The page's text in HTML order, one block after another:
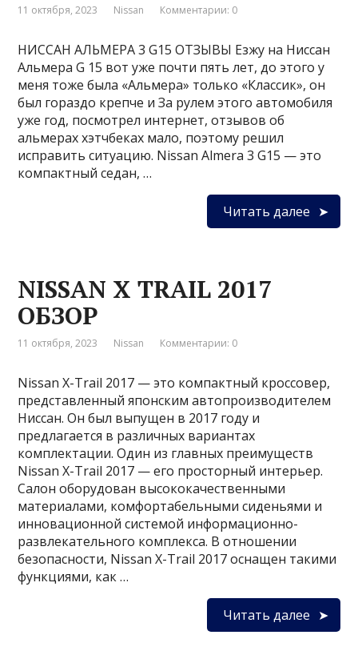
11 октября, 2023 Nissan Комментарии: 0
НИССАН АЛЬМЕРА 3 G15 ОТЗЫВЫ Езжу на Ниссан
Альмера G 15 вот уже почти пять лет, до этого у
меня тоже была «Альмера» только «Классик», он
был гораздо крепче и За рулем этого автомобиля
уже год, посмотрел интернет, отзывов об
альмерах хэтчбеках мало, поэтому решил
исправить ситуацию. Nissan Almera 3 G15 — это
компактный седан, …
Читать далее
NISSAN X TRAIL 2017
ОБЗОР
11 октября, 2023 Nissan Комментарии: 0
Nissan X-Trail 2017 — это компактный кроссовер,
представленный японским автопроизводителем
Ниссан. Он был выпущен в 2017 году и
предлагается в различных вариантах
комплектации. Один из главных преимуществ
Nissan X-Trail 2017 — его просторный интерьер.
Салон оборудован высококачественными
материалами, комфортабельными сиденьями и
инновационной системой информационно-
развлекательного комплекса. В отношении
безопасности, Nissan X-Trail 2017 оснащен такими
функциями, как …
Читать далее